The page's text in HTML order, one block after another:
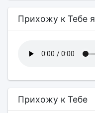
Прихожу к Тебе я
Прихожу к Тебе